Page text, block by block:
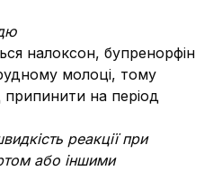
налоксон, бупренорфін
молоці, тому
припинити на період
реакції при
або іншими